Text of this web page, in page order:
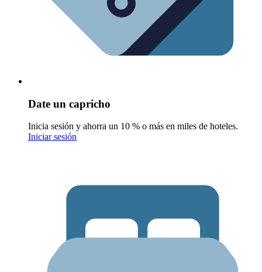
Date un capricho
Inicia sesión y ahorra un 10 % o más en miles de hoteles.
Iniciar sesión